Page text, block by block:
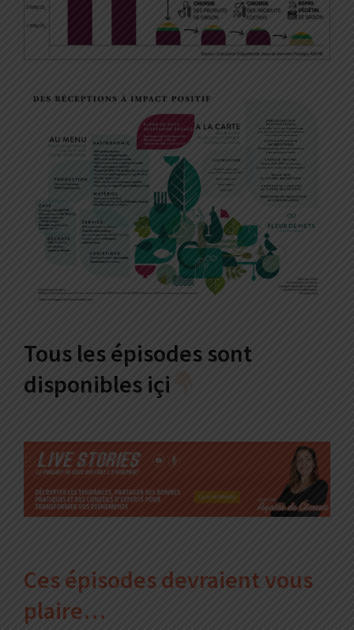
Tous les épisodes sont
disponibles içi
Ces épisodes devraient vous
plaire…